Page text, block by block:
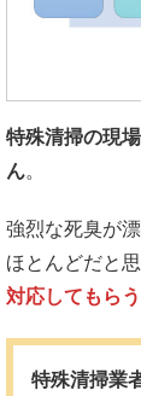
特殊清掃の現
ん。
強烈な死臭が
ほとんどだと思
対応してもら
特殊清掃業